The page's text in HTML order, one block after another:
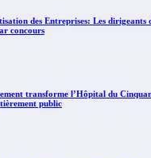
des Entreprises: Les dirigeants
concours
transforme l’Hôpital du
public